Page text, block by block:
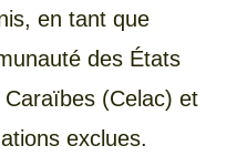
en tant que
des États
Caraïbes (Celac) et
exclues.